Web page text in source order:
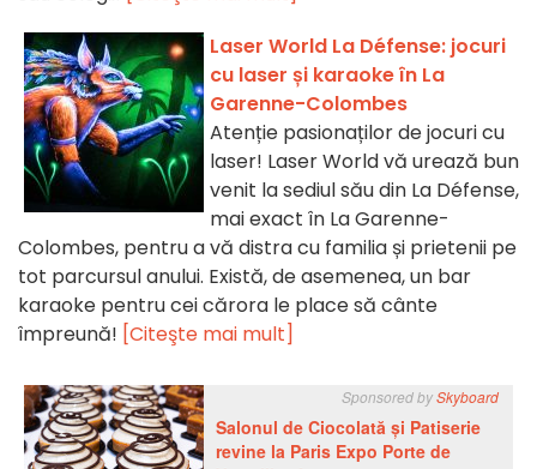
Laser World La Défense: jocuri
cu laser și karaoke în La
Garenne-Colombes
Atenție pasionaților de jocuri cu
laser! Laser World vă urează bun
venit la sediul său din La Défense,
mai exact în La Garenne-
Colombes, pentru a vă distra cu familia și prietenii pe
tot parcursul anului. Există, de asemenea, un bar
karaoke pentru cei cărora le place să cânte
împreună! [Citeşte mai mult]